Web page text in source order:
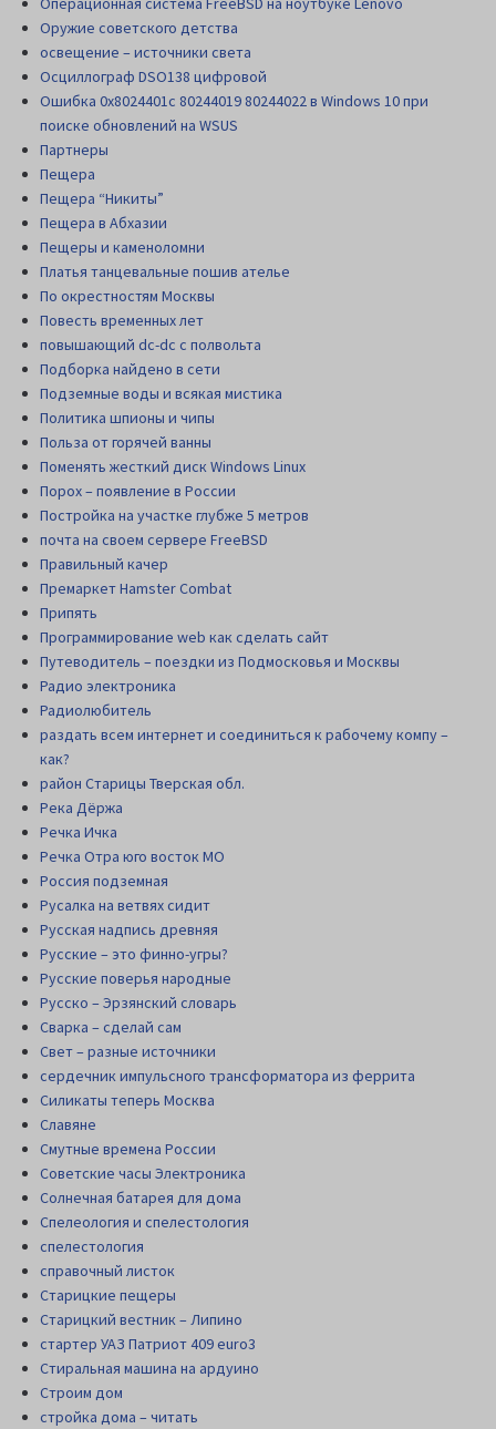
Оружие советского детства
освещение – источники света
Осциллограф DSO138 цифровой
Ошибка 0x8024401c 80244019 80244022 в Windows 10 при
поиске обновлений на WSUS
Партнеры
Пещера
Пещера “Никиты”
Пещера в Абхазии
Пещеры и каменоломни
Платья танцевальные пошив ателье
По окрестностям Москвы
Повесть временных лет
повышающий dc-dc с полвольта
Подборка найдено в сети
Подземные воды и всякая мистика
Политика шпионы и чипы
Польза от горячей ванны
Поменять жесткий диск Windows Linux
Порох – появление в России
Постройка на участке глубже 5 метров
почта на своем сервере FreeBSD
Правильный качер
Премаркет Hamster Combat
Припять
Программирование web как сделать сайт
Путеводитель – поездки из Подмосковья и Москвы
Радио электроника
Радиолюбитель
раздать всем интернет и соединиться к рабочему компу –
как?
район Старицы Тверская обл.
Река Дёржа
Речка Ичка
Речка Отра юго восток МО
Россия подземная
Русалка на ветвях сидит
Русская надпись древняя
Русские – это финно-угры?
Русские поверья народные
Русско – Эрзянский словарь
Сварка – сделай сам
Свет – разные источники
сердечник импульсного трансформатора из феррита
Силикаты теперь Москва
Славяне
Смутные времена России
Советские часы Электроника
Солнечная батарея для дома
Спелеология и спелестология
спелестология
справочный листок
Старицкие пещеры
Старицкий вестник – Липино
стартер УАЗ Патриот 409 euro3
Стиральная машина на ардуино
Строим дом
стройка дома – читать